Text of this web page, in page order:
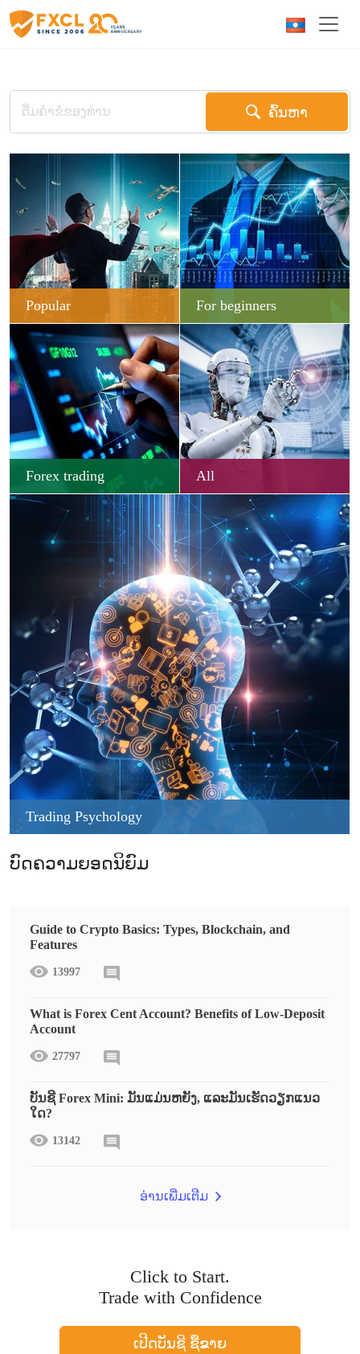
ຄົ້ນຫາ
Popular For beginners
Forex trading All
Trading Psychology
ບົດຄວາມຍອດນິຍົມ
Guide to Crypto Basics: Types, Blockchain, and
Features
13997
What is Forex Cent Account? Benefits of Low-Deposit
Account
27797
ບັນຊີ Forex Mini: ມັນແມ່ນຫຍັງ, ແລະມັນເຮັດວຽກແນວ
ໃດ?
13142
ອ່ານເພີ່ມເຕີມ
Click to Start.
Trade with Confidence
ເປີດບັນຊີ ຊື້ຂາຍ